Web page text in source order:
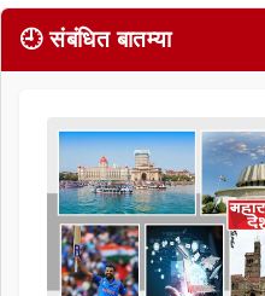
🕘 संबंधित बातम्या